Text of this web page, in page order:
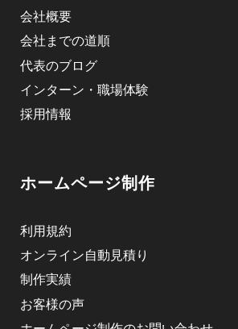
会社概要
会社までの道順
代表のブログ
インターン・職場体験
採用情報
ホームページ制作
利用規約
オンライン自動見積り
制作実績
お客様の声